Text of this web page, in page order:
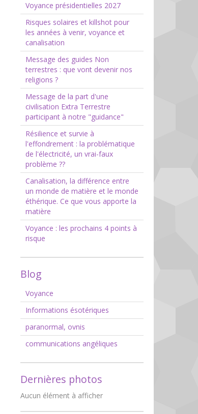
Voyance présidentielles 2027
Risques solaires et killshot pour
les années à venir, voyance et
canalisation
Message des guides Non
terrestres : que vont devenir nos
religions ?
Message de la part d'une
civilisation Extra Terrestre
participant à notre "guidance"
Résilience et survie à
l'effondrement : la problématique
de l'électricité, un vrai-faux
problème ??
Canalisation, la différence entre
un monde de matière et le monde
éthérique. Ce que vous apporte la
matière
Voyance : les prochains 4 points à
risque
Blog
Voyance
Informations ésotériques
paranormal, ovnis
communications angéliques
Dernières photos
Aucun élément à afficher